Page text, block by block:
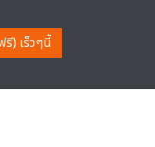
) เร็วๆนี้